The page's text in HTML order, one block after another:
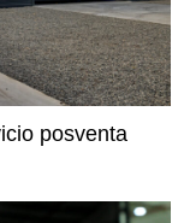
posventa